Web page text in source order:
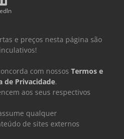
e preços nesta página são
com nossos Termos e
de Privacidade.
aos seus respectivos
qualquer
de sites externos